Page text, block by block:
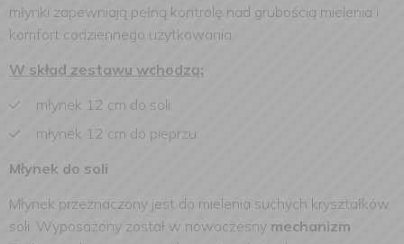
młynki zapewniają pełną kontrolę nad grubością mielenia i
komfort codziennego użytkowania.
W skład zestawu wchodzą:
młynek 12 cm do soli,
młynek 12 cm do pieprzu.
Młynek do soli
Młynek przeznaczony jest do mielenia suchych kryształków
soli. Wyposażony został w nowoczesny mechanizm